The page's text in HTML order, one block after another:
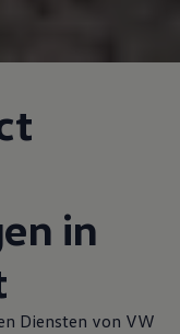
in
Diensten von VW